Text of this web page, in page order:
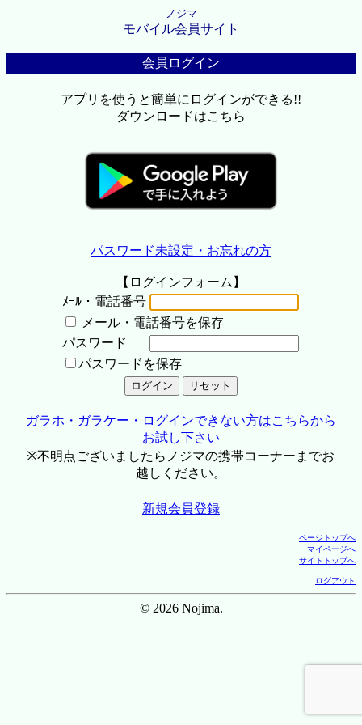
ノジマ
モバイル会員サイト
会員ログイン
アプリを使うと簡単にログインができる!!
ダウンロードはこちら
パスワード未設定・お忘れの方
【ログインフォーム】
ﾒｰﾙ・電話番号
メール・電話番号を保存
パスワード
パスワードを保存
ガラホ・ガラケー・ログインできない方はこちらから
お試し下さい
※不明点ございましたらノジマの携帯コーナーまでお
越しください。
新規会員登録
ページトップへ
マイページへ
サイトトップへ
ログアウト
© 2026 Nojima.